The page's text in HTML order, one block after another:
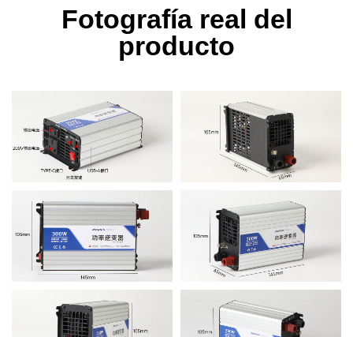
Fotografía real del
producto